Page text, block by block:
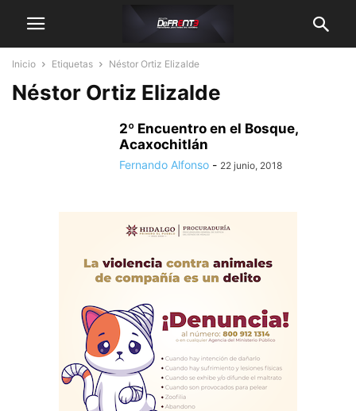
Inicio Etiquetas Néstor Ortiz Elizalde
Néstor Ortiz Elizalde
2º Encuentro en el Bosque,
Acaxochitlán
Fernando Alfonso - 22 junio, 2018